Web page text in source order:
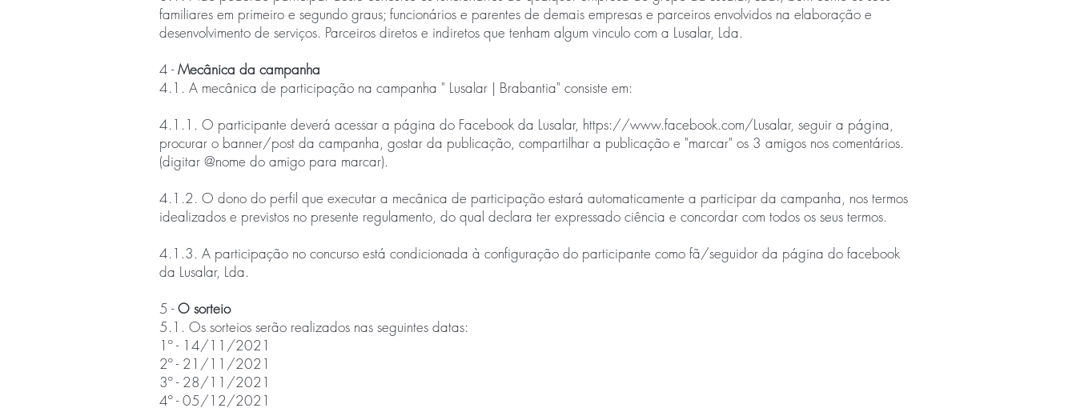
familiares em primeiro e segundo graus; funcionários e parentes de demais empresas e parceiros envolvidos na elaboração e
desenvolvimento de serviços. Parceiros diretos e indiretos que tenham algum vinculo com a Lusalar, Lda.
4 -Mecânica da campanha
4.1. A mecânica de participação na campanha " Lusalar | Brabantia" consiste em:
4.1.1. O participante deverá acessar a página do Facebook da Lusalar, https://www.facebook.com/Lusalar, seguir a página,
procurar o banner/post da campanha, gostar da publicação, compartilhar a publicação e "marcar" os 3 amigos nos comentários.
(digitar @nome do amigo para marcar).
4.1.2. O dono do perfil que executar a mecânica de participação estará automaticamente a participar da campanha, nos termos
idealizados e previstos no presente regulamento, do qual declara ter expressado ciência e concordar com todos os seus termos.
4.1.3. A participação no concurso está condicionada à configuração do participante como fã/seguidor da página do facebook
da Lusalar, Lda.
5 -O sorteio
5.1. Os sorteios serão realizados nas seguintes datas:
1º - 14/11/2021
2º - 21/11/2021
3º - 28/11/2021
4º - 05/12/2021